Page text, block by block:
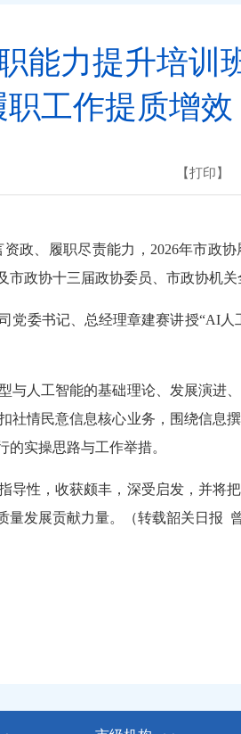
能力提升培训
工作提质增效
【打印】
、履职尽责能力，2026年市政
市政协十三届政协委员、市政协
委书记、总经理章建赛讲授“AI人
人工智能的基础理论、发展演进
情民意信息核心业务，围绕信息
行的实操思路与工作举措。
性，收获颇丰，深受启发，并将
发展贡献力量。（转载韶关日报 曾